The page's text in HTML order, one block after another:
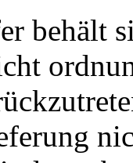
behält